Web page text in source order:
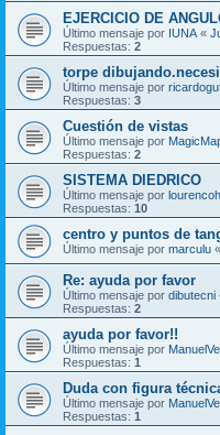
EJERCICIO DE
Último mensaje por IUNA «
Respuestas: 2
torpe
Último mensaje por
Respuestas: 3
Cuestión de vistas
Último mensaje por
Respuestas: 2
SISTEMA DIEDRICO
Último mensaje por
Respuestas: 10
centro y puntos de
Último mensaje por marculu «
Re: ayuda por favor
Último mensaje por dibutecni
Respuestas: 2
ayuda por favor!!
Último mensaje por ManuelVe
Respuestas: 1
Duda con figura
Último mensaje por ManuelVe
Respuestas: 1